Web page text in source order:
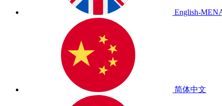
English-
简体中文